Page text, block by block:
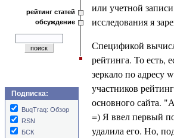
рейтинг статей
обсуждение
Подписка:
BuqTraq: Обзор
RSN
БСК
или учетной
исследования я
Спецификой
рейтинга. То есть,
зеркало по адресу
участников
основного сайта.
=) Я ввел первый
удалила его. Но,